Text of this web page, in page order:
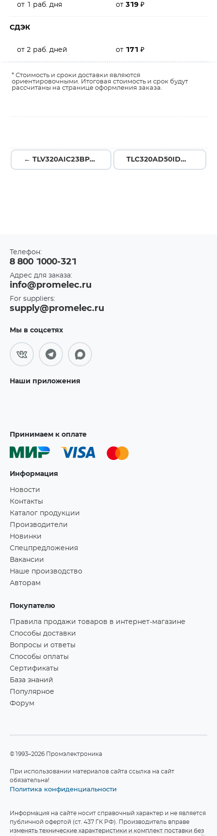
от 1 раб. дня от 319 ₽
СДЭК
от 2 раб. дней от 171 ₽
* Стоимость и сроки доставки являются
ориентировочными. Итоговая стоимость и срок будут
рассчитаны на странице оформления заказа.
← TLV320AIC23BPWR TLC320AD50IDW →
Телефон:
8 800 1000-321
Адрес для заказа:
info@promelec.ru
For suppliers:
supply@promelec.ru
Мы в соцсетях
Наши приложения
Принимаем к оплате
Информация
Новости
Контакты
Каталог продукции
Производители
Новинки
Спецпредложения
Вакансии
Наше производство
Авторам
Покупателю
Правила продажи товаров в интернет-магазине
Способы доставки
Вопросы и ответы
Способы оплаты
Сертификаты
База знаний
Популярное
Форум
©1993–2026 Промэлектроника
При использовании материалов сайта ссылка на сайт
обязательна!
Политика конфиденциальности
Информация на сайте носит справочный характер и не является
публичной офертой (ст. 437 ГК РФ). Производитель вправе
изменять технические характеристики и комплект поставки без